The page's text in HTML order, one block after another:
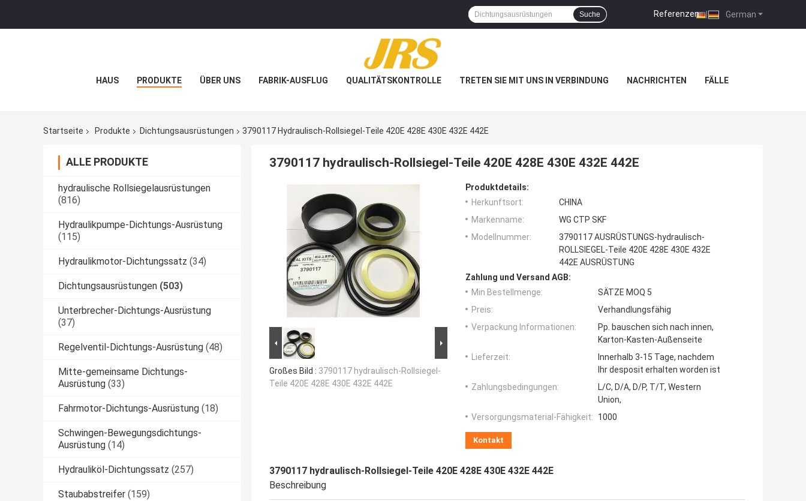
German
Referenzen |
Suche
HAUS PRODUKTE ÜBER UNS FABRIK-AUSFLUG QUALITÄTSKONTROLLE TRETEN SIE MIT UNS IN VERBINDUNG NACHRICHTEN FÄLLE
Startseite Produkte Dichtungsausrüstungen 3790117 Hydraulisch-Rollsiegel-Teile 420E 428E 430E 432E 442E
ALLE PRODUKTE
hydraulische Rollsiegelausrüstungen
(816)
Hydraulikpumpe-Dichtungs-Ausrüstung
(115)
Hydraulikmotor-Dichtungssatz (34)
Dichtungsausrüstungen (503)
Unterbrecher-Dichtungs-Ausrüstung
(37)
Regelventil-Dichtungs-Ausrüstung (48)
Mitte-gemeinsame Dichtungs-
Ausrüstung (33)
Fahrmotor-Dichtungs-Ausrüstung (18)
Schwingen-Bewegungsdichtungs-
Ausrüstung (14)
Hydrauliköl-Dichtungssatz (257)
Staubabstreifer (159)
3790117 hydraulisch-Rollsiegel-Teile 420E 428E 430E 432E 442E
Großes Bild : 3790117 hydraulisch-Rollsiegel-
Teile 420E 428E 430E 432E 442E
Produktdetails:
Herkunftsort:
CHINA
Markenname:
WG CTP SKF
Modellnummer:
3790117 AUSRÜSTUNGS-hydraulisch-
ROLLSIEGEL-Teile 420E 428E 430E 432E
442E AUSRÜSTUNG
Zahlung und Versand AGB:
Min Bestellmenge:
SÄTZE MOQ 5
Preis:
Verhandlungsfähig
Verpackung Informationen:
Pp. bauschen sich nach innen,
Karton-Kasten-Außenseite
Lieferzeit:
Innerhalb 3-15 Tage, nachdem
Ihr desposit erhalten worden ist
Zahlungsbedingungen:
L/C, D/A, D/P, T/T, Western
Union,
Versorgungsmaterial-Fähigkeit:
1000
Kontakt
3790117 hydraulisch-Rollsiegel-Teile 420E 428E 430E 432E 442E
Beschreibung